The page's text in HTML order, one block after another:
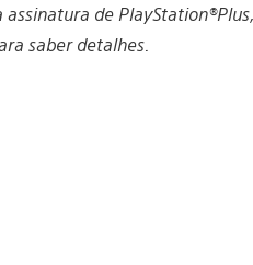
assinatura de
saber detalhes.